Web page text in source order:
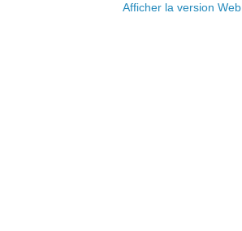
Afficher la version Web